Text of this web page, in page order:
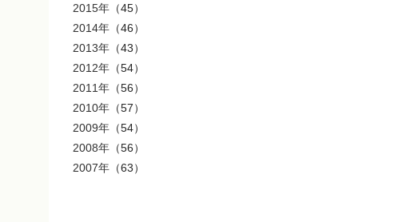
2015年 （45）
2014年 （46）
2013年 （43）
2012年 （54）
2011年 （56）
2010年 （57）
2009年 （54）
2008年 （56）
2007年 （63）